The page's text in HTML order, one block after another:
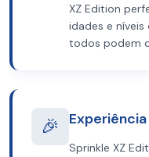
XZ Edition
idades e níveis
todos podem
🎉
Sprinkle XZ